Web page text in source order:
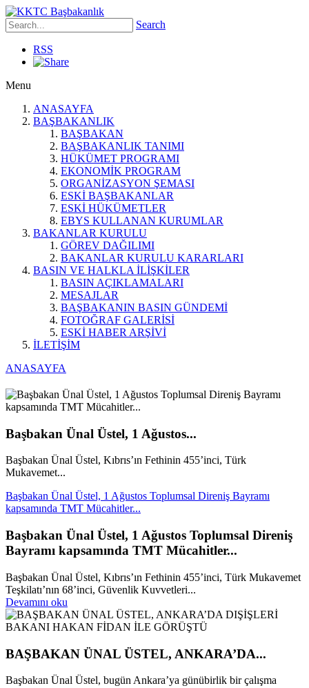
Search
RSS
Menu
ANASAYFA
BAŞBAKANLIK
BAŞBAKAN
BAŞBAKANLIK TANIMI
HÜKÜMET PROGRAMI
EKONOMİK PROGRAM
ORGANİZASYON ŞEMASI
ESKİ BAŞBAKANLAR
ESKİ HÜKÜMETLER
EBYS KULLANAN KURUMLAR
BAKANLAR KURULU
GÖREV DAĞILIMI
BAKANLAR KURULU KARARLARI
BASIN VE HALKLA İLİŞKİLER
BASIN AÇIKLAMALARI
MESAJLAR
BAŞBAKANIN BASIN GÜNDEMİ
FOTOĞRAF GALERİSİ
ESKİ HABER ARŞİVİ
İLETİŞİM
ANASAYFA
Başbakan Ünal Üstel, 1 Ağustos...
Başbakan Ünal Üstel, Kıbrıs’ın Fethinin 455’inci, Türk
Mukavemet...
Başbakan Ünal Üstel, 1 Ağustos Toplumsal Direniş Bayramı
kapsamında TMT Mücahitler...
Başbakan Ünal Üstel, 1 Ağustos Toplumsal Direniş
Bayramı kapsamında TMT Mücahitler...
Başbakan Ünal Üstel, Kıbrıs’ın Fethinin 455’inci, Türk Mukavemet
Teşkilatı’nın 68’inci, Güvenlik Kuvvetleri...
Devamını oku
BAŞBAKAN ÜNAL ÜSTEL, ANKARA’DA...
Başbakan Ünal Üstel, bugün Ankara’ya günübirlik bir çalışma